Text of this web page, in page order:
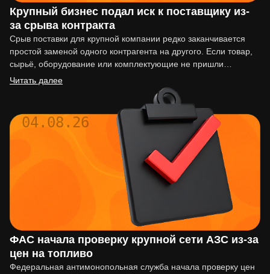
Крупный бизнес подал иск к поставщику из-
за срыва контракта
Срыв поставки для крупной компании редко заканчивается
простой заменой одного контрагента на другого. Если товар,
сырьё, оборудование или комплектующие не пришли
вовремя, последствия могут…
Читать далее
04.08.26
ФАС начала проверку крупной сети АЗС из-за
цен на топливо
Федеральная антимонопольная служба начала проверку цен